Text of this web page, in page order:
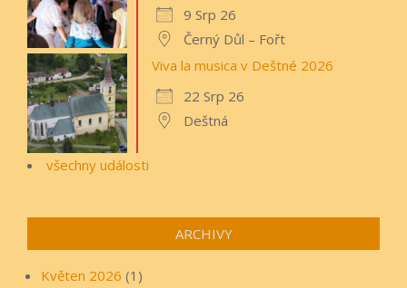
9 Srp 26
Černý Důl – Fořt
Viva la musica v Deštné 2026
22 Srp 26
Deštná
všechny události
ARCHIVY
Květen 2026 (1)